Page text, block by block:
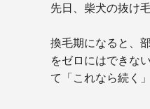
先日、柴犬の抜け
換毛期になると、
をゼロにはできな
て「これなら続く